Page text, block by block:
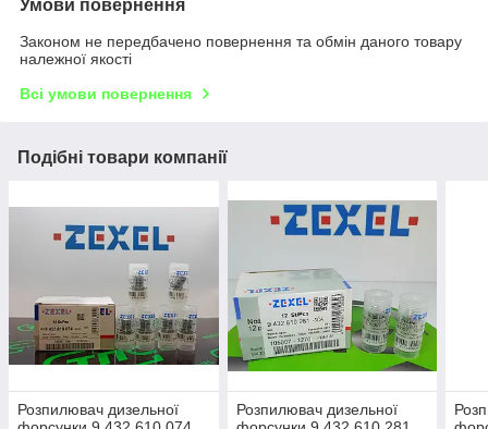
Умови повернення
Законом не передбачено повернення та обмін даного товару
належної якості
Всі умови повернення
Подібні товари компанії
Розпилювач дизельної
Розпилювач дизельної